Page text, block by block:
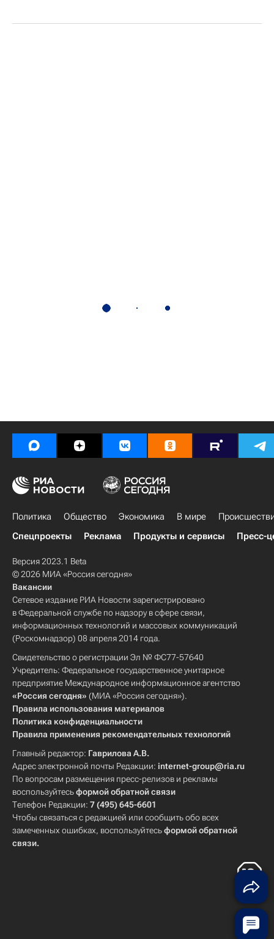
Политика Общество Экономика В мире
Спецпроекты
Реклама Продукты и сервисы Пресс-
Версия 2023.1 Beta
© 2026 МИА «Россия сегодня»
Вакансии
Сетевое издание РИА Новости зарегистрировано
в Федеральной службе по надзору в сфере связи,
информационных технологий и массовых коммуникаций
(Роскомнадзор) 08 апреля 2014 года.
Свидетельство о регистрации Эл № ФС77-57640
Учредитель: Федеральное государственное унитарное
предприятие Международное информационное агентство
«Россия сегодня» (МИА «Россия сегодня»).
Правила использования материалов
Политика конфиденциальности
Правила применения рекомендательных технологий
Главный редактор: Гаврилова А.В.
Адрес электронной почты Редакции: internet-group@ria.ru
По вопросам размещения пресс-релизов и рекламы
воспользуйтесьформой обратной связи
Телефон Редакции: 7 (495) 645-6601
Чтобы связаться с редакцией или сообщить обо всех
замеченных ошибках, воспользуйтесьформой обратной
связи.